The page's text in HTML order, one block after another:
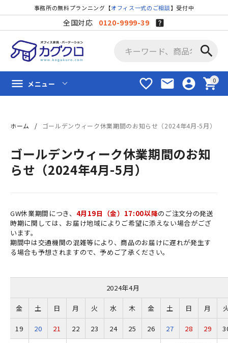
事務所の無料プランニング【オフィス一式のご相談】受付中
全国対応 0120-9999-39
search
favorite_border mail account_circle shopping_cart
menu メニュー
ホーム ゴールデンウィーク休業期間のお知らせ（2024年4月-5月）
ゴールデンウィーク休業期間のお知
らせ（2024年4月-5月）
GW休業期間につき、 4月19日（金）17:00以降のご注文分の発送
時期に関しては、お届け地域によりご希望に添えない場合がござ
います。
期間中は交通機関の混雑等により、商品のお届けに遅れが発生す
る場合も予想されますので、予めご了承ください。
2024年4月
金 土 日 月 火 水 木 金 土 日 月
19 20 21 22 23 24 25 26 27 28 29